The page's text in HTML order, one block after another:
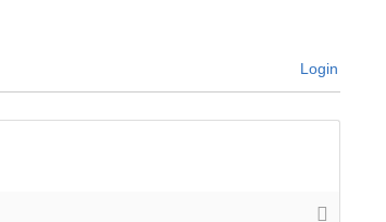
Login